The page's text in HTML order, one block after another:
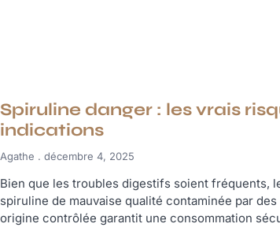
Spiruline danger : les vrais
indications
Agathe décembre 4, 2025
Bien que les troubles digestifs soient fréquents,
spiruline de mauvaise qualité contaminée par
origine contrôlée garantit une consommation